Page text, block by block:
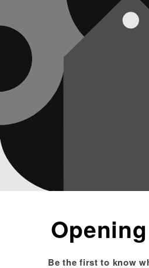
Be the first to know